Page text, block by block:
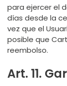
para ejercer el
días desde la
vez que el
posible que
reembolso.
Art. 11.